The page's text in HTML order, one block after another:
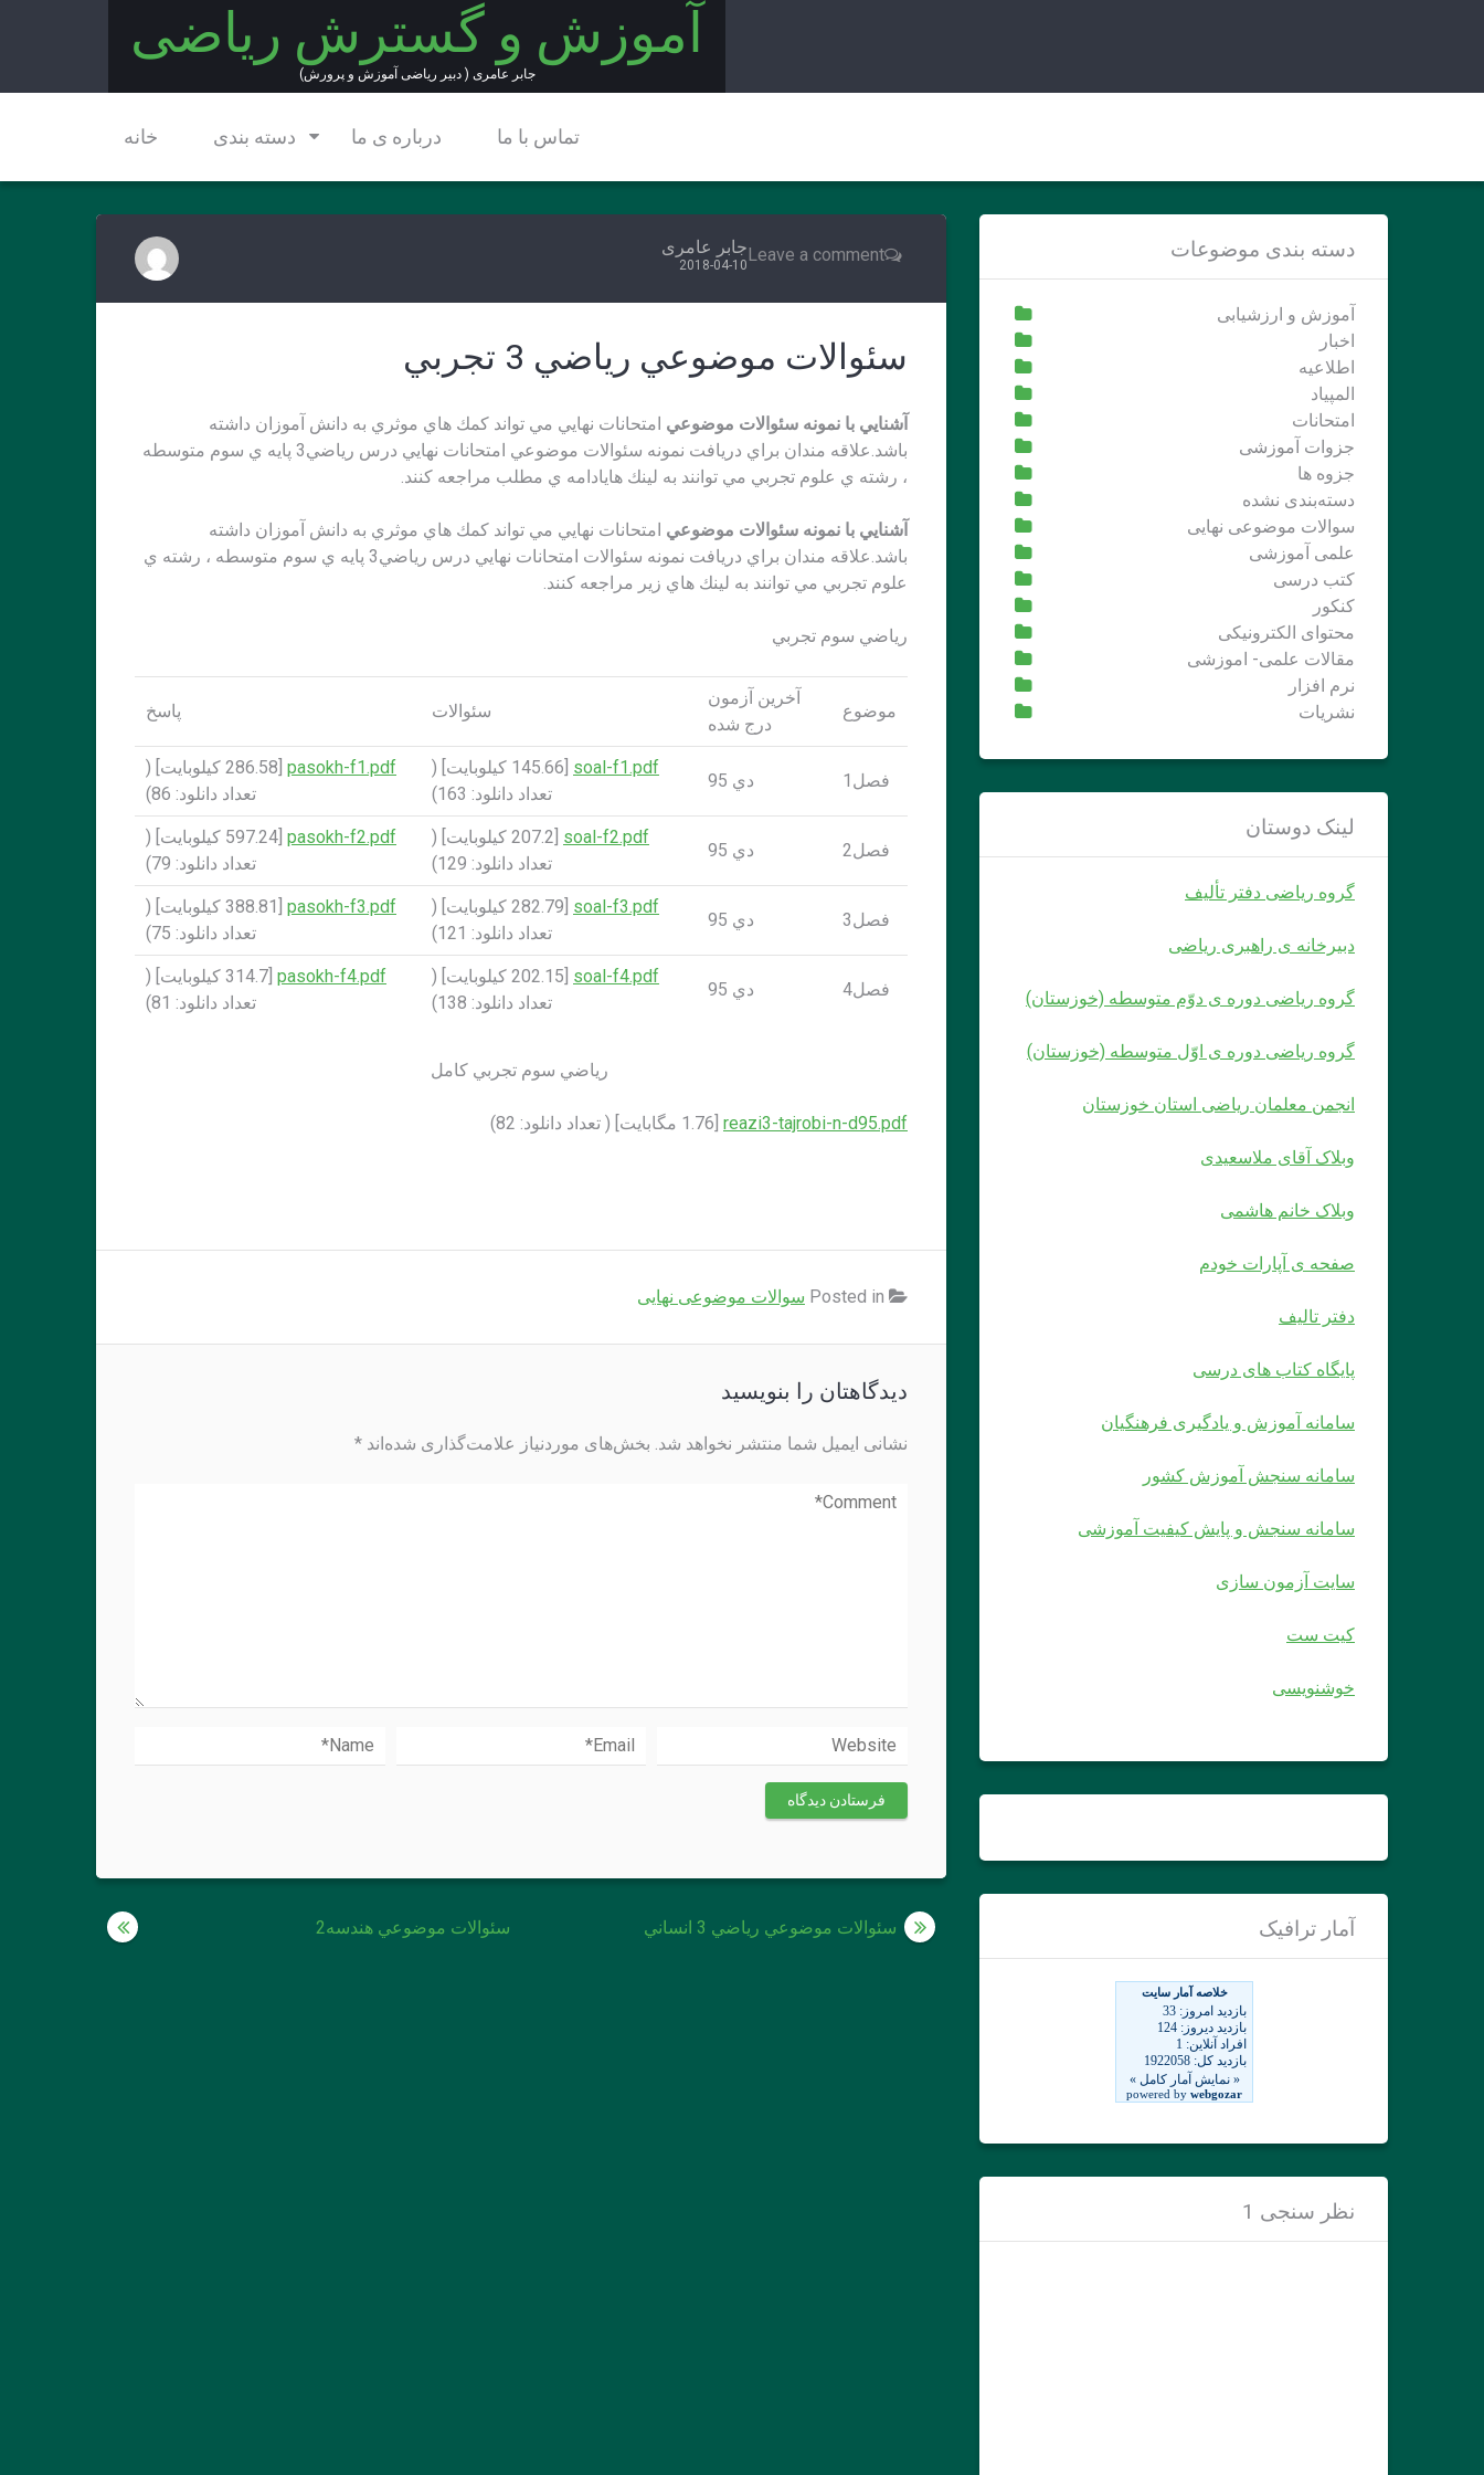
آموزش و گسترش ریاضی
جابر عامری ( دبیر ریاضی آموزش و پرورش)
خانه دسته بندی درباره ی ما تماس با ما
Leave a commentجابر عامری
2018-04-10
سئوالات موضوعي رياضي 3 تجربي
آشنايي با نمونه سئوالات موضوعي امتحانات نهايي مي تواند كمك هاي موثري به دانش آموزان داشته
باشد.علاقه مندان براي دريافت نمونه سئوالات موضوعي امتحانات نهايي درس رياضي3 پايه ي سوم متوسطه
، رشته ي علوم تجربي مي توانند به لينك هايادامه ي مطلب مراجعه كنند.
آشنايي با نمونه سئوالات موضوعي امتحانات نهايي مي تواند كمك هاي موثري به دانش آموزان داشته
باشد.علاقه مندان براي دريافت نمونه سئوالات امتحانات نهايي درس رياضي3 پايه ي سوم متوسطه ، رشته ي
علوم تجربي مي توانند به لينك هاي زير مراجعه كنند.
رياضي سوم تجربي
موضوع
آخرين آزمون
درج شده
سئوالات پاسخ
فصل1 دي 95
soal-f1.pdf
[145.66 کيلوبايت] (
تعداد دانلود: 163)
pasokh-f1.pdf
[286.58 کيلوبايت] (
تعداد دانلود: 86)
فصل2 دي 95
soal-f2.pdf
[207.2 کيلوبايت] (
تعداد دانلود: 129)
pasokh-f2.pdf
[597.24 کيلوبايت] (
تعداد دانلود: 79)
فصل3 دي 95
soal-f3.pdf
[282.79 کيلوبايت] (
تعداد دانلود: 121)
pasokh-f3.pdf
[388.81 کيلوبايت] (
تعداد دانلود: 75)
فصل4 دي 95
soal-f4.pdf
[202.15 کيلوبايت] (
تعداد دانلود: 138)
pasokh-f4.pdf
[314.7 کيلوبايت] (
تعداد دانلود: 81)
رياضي سوم تجربي كامل
reazi3-tajrobi-n-d95.pdf
سوالات موضوعی نهایی
دیدگاهتان را بنویسید
نشانی ایمیل شما منتشر نخواهد شد. بخش‌های موردنیاز علامت‌گذاری شده‌اند *
راهبری
سئوالات موضوعي هندسه2 سئوالات موضوعي رياضي 3 انساني
دسته بندی موضوعات
آموزش و ارزشیابی
اخبار
اطلاعیه
المپیاد
امتحانات
جزوات آموزشی
جزوه ها
دسته‌بندی نشده
سوالات موضوعی نهایی
علمی آموزشی
کتب درسی
کنکور
محتوای الکترونیکی
مقالات علمی- اموزشی
نرم افزار
نشریات
لینک دوستان
گروه ریاضی دفتر تألیف
دبیرخانه ی راهبری ریاضی
گروه ریاضی دوره ی دوّم متوسطه (خوزستان)
گروه ریاضی دوره ی اوّل متوسطه (خوزستان)
انجمن معلمان ریاضی استان خوزستان
وبلاک آقای ملاسعیدی
وبلاک خانم هاشمی
صفحه ی آپارات خودم
دفتر تالیف
پایگاه کتاب های درسی
سامانه آموزش و یادگیری فرهنگیان
سامانه سنجش آموزش کشور
سامانه سنجش و پایش کیفیت آموزشی
سایت آزمون سازی
کیت ست
خوشنویسی
آمار ترافیک
نظر سنجی 1